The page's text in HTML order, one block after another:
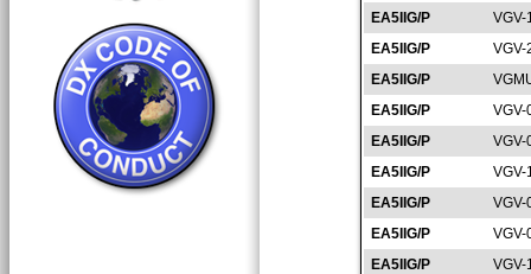
EA5IIG/P
VGV-
EA5IIG/P
VGV-
EA5IIG/P
EA5IIG/P
VGV-
EA5IIG/P
VGV-
EA5IIG/P
VGV-
EA5IIG/P
VGV-
EA5IIG/P
VGV-
EA5IIG/P
VGV-